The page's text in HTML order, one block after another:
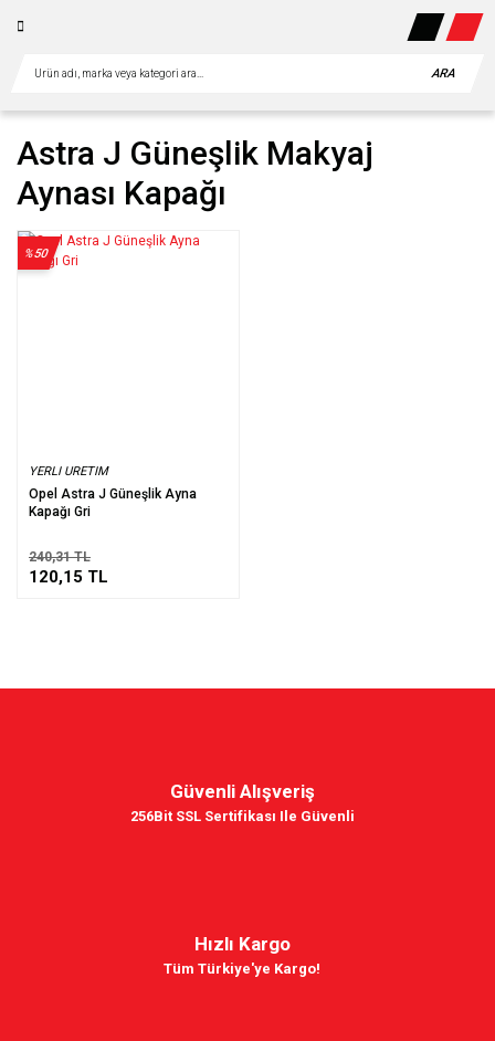
ARA
Astra J Güneşlik Makyaj
Aynası Kapağı
YERLI URETIM
Opel Astra J Güneşlik Ayna
Kapağı Gri
%50
240,31 TL
120,15 TL
Güvenli Alışveriş
256Bit SSL Sertifikası Ile Güvenli
Hızlı Kargo
Tüm Türkiye'ye Kargo!